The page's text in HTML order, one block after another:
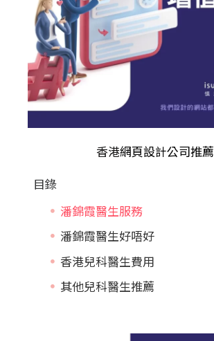
香港網頁設計公司推薦
目錄
潘錦霞醫生服務
潘錦霞醫生好唔好
香港兒科醫生費用
其他兒科醫生推薦